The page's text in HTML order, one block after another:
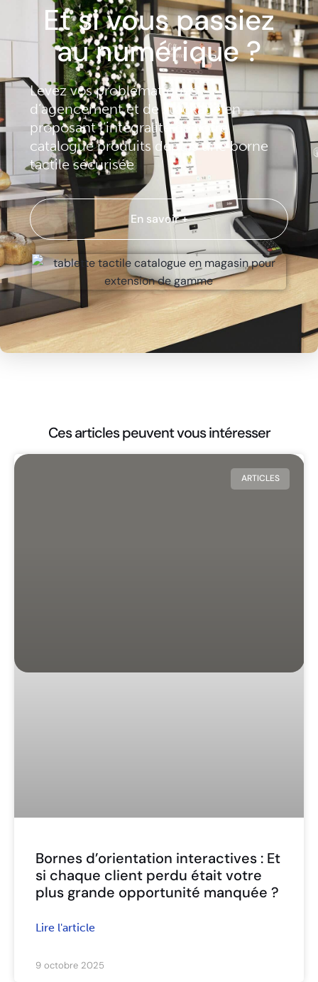
Et si vous passiez
au numérique ?
Levez vos problématiques
d’agencement et de stockage en
proposant l’intégralité de votre
catalogue produits depuis une borne
tactile sécurisée
En savoir +
Ces articles peuvent vous intéresser
ARTICLES
Bornes d’orientation interactives : Et
si chaque client perdu était votre
plus grande opportunité manquée ?
Lire l'article
9 octobre 2025